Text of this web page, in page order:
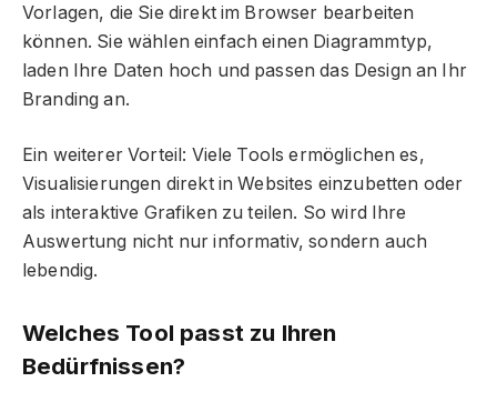
Vorlagen, die Sie direkt im Browser bearbeiten
können. Sie wählen einfach einen Diagrammtyp,
laden Ihre Daten hoch und passen das Design an Ihr
Branding an.
Ein weiterer Vorteil: Viele Tools ermöglichen es,
Visualisierungen direkt in Websites einzubetten oder
als interaktive Grafiken zu teilen. So wird Ihre
Auswertung nicht nur informativ, sondern auch
lebendig.
Welches Tool passt zu Ihren
Bedürfnissen?